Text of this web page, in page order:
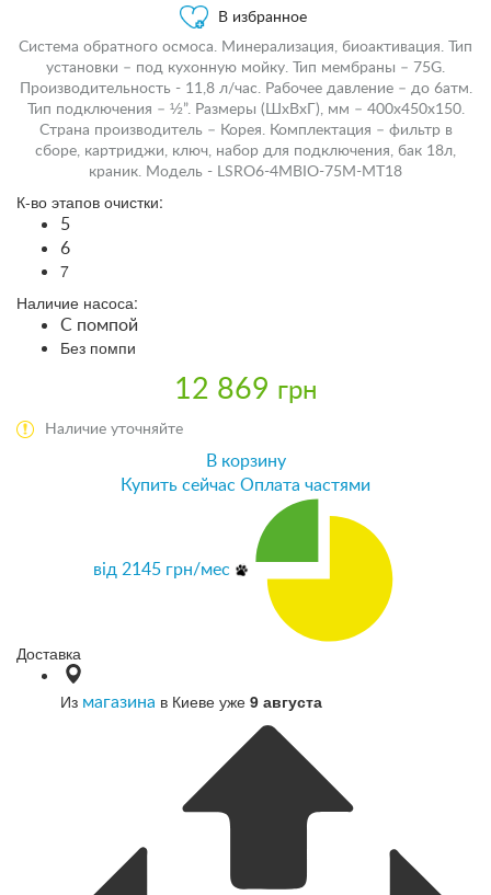
В избранное
Система обратного осмоса. Минерализация, биоактивация. Тип
установки – под кухонную мойку. Тип мембраны – 75G.
Производительность - 11,8 л/час. Рабочее давление – до 6атм.
Тип подключения – ½”. Размеры (ШхВхГ), мм – 400х450х150.
Страна производитель – Корея. Комплектация – фильтр в
сборе, картриджи, ключ, набор для подключения, бак 18л,
краник. Модель - LSRO6-4MBIO-75M-MT18
К-во этапов очистки:
5
6
7
Наличие насоса:
С помпой
Без помпи
12 869 грн
Наличие уточняйте
В корзину
Купить сейчас Оплата частями
від 2145грн/мес
Доставка
Из магазина в Киеве уже 9 августа